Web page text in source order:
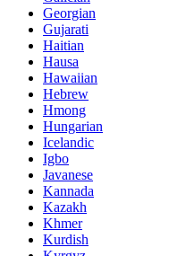
Georgian
Gujarati
Haitian
Hausa
Hawaiian
Hebrew
Hmong
Hungarian
Icelandic
Igbo
Javanese
Kannada
Kazakh
Khmer
Kurdish